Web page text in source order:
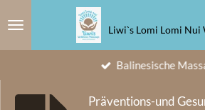
Liwi`s Lomi Lomi Nui
Balinesische
Präventions-und